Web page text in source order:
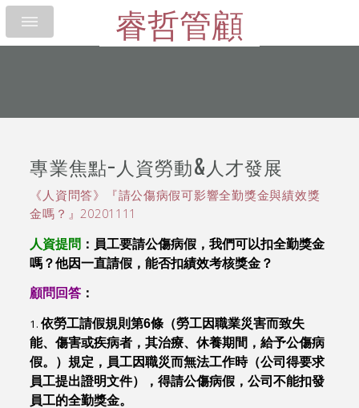
睿哲管顧
專業焦點-人資勞動&人才發展
《人資問答》『請公傷病假可影響全勤獎金與績效獎
金嗎？』20201111
人資提問 ：員工要請公傷病假，我們可以扣全勤獎金
嗎？他因一直請假，能否扣績效考核獎金？
顧問回答 ：
依勞工請假規則第6條（勞工因職業災害而致失
能、傷害或疾病者，其治療、休養期間，給予公傷病
假。）規定，員工因職災而無法工作時（公司得要求
員工提出證明文件），得請公傷病假，公司不能扣發
員工的全勤獎金。